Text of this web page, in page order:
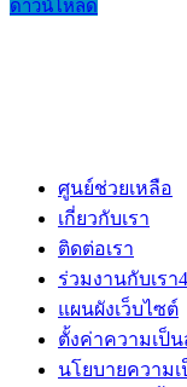
ดาวน์โหลด
ศูนย์ช่วยเหลือ
เกี่ยวกับเรา
ติดต่อเรา
ร่วมงานกับเรา4
แผนผังเว็บไซต์
ตั้งค่าความเป็
นโยบายความ